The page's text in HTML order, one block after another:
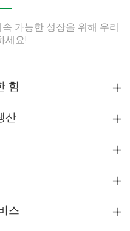
가능한 성장을 위해 우리
세요!
힘
산
스